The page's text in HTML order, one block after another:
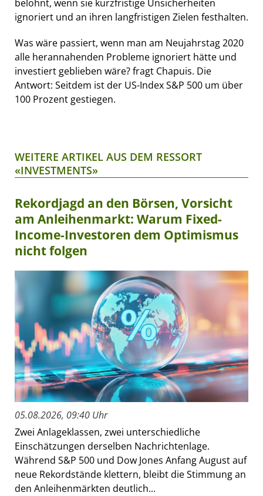
belohnt, wenn sie kurzfristige Unsicherheiten
ignoriert und an ihren langfristigen Zielen festhalten.
Was wäre passiert, wenn man am Neujahrstag 2020
alle herannahenden Probleme ignoriert hätte und
investiert geblieben wäre? fragt Chapuis. Die
Antwort: Seitdem ist der US-Index S&P 500 um über
100 Prozent gestiegen.
WEITERE ARTIKEL AUS DEM RESSORT
«INVESTMENTS»
Rekordjagd an den Börsen, Vorsicht
am Anleihenmarkt: Warum Fixed-
Income-Investoren dem Optimismus
nicht folgen
05.08.2026, 09:40 Uhr
Zwei Anlageklassen, zwei unterschiedliche
Einschätzungen derselben Nachrichtenlage.
Während S&P 500 und Dow Jones Anfang August auf
neue Rekordstände klettern, bleibt die Stimmung an
den Anleihenmärkten deutlich...